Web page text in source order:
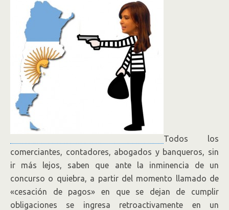
Todos los
comerciantes, contadores, abogados y banqueros, sin
ir más lejos, saben que ante la inminencia de un
concurso o quiebra, a partir del momento llamado de
«cesación de pagos» en que se dejan de cumplir
obligaciones se ingresa retroactivamente en un